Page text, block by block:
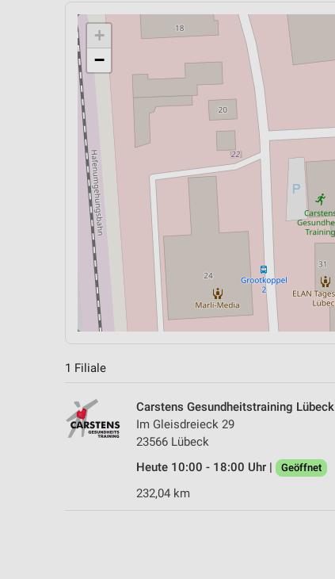
+
−
1 Filiale
Carstens Gesundheitstraining Lübeck
Im Gleisdreieck 29
23566 Lübeck
Heute 10:00 - 18:00 Uhr |
Geöffnet
232,04 km